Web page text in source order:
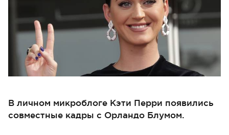
В личном микроблоге Кэти Перри появились
совместные кадры с Орландо Блумом.